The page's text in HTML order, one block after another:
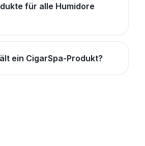
für alle Humidore
ein CigarSpa-Produkt?